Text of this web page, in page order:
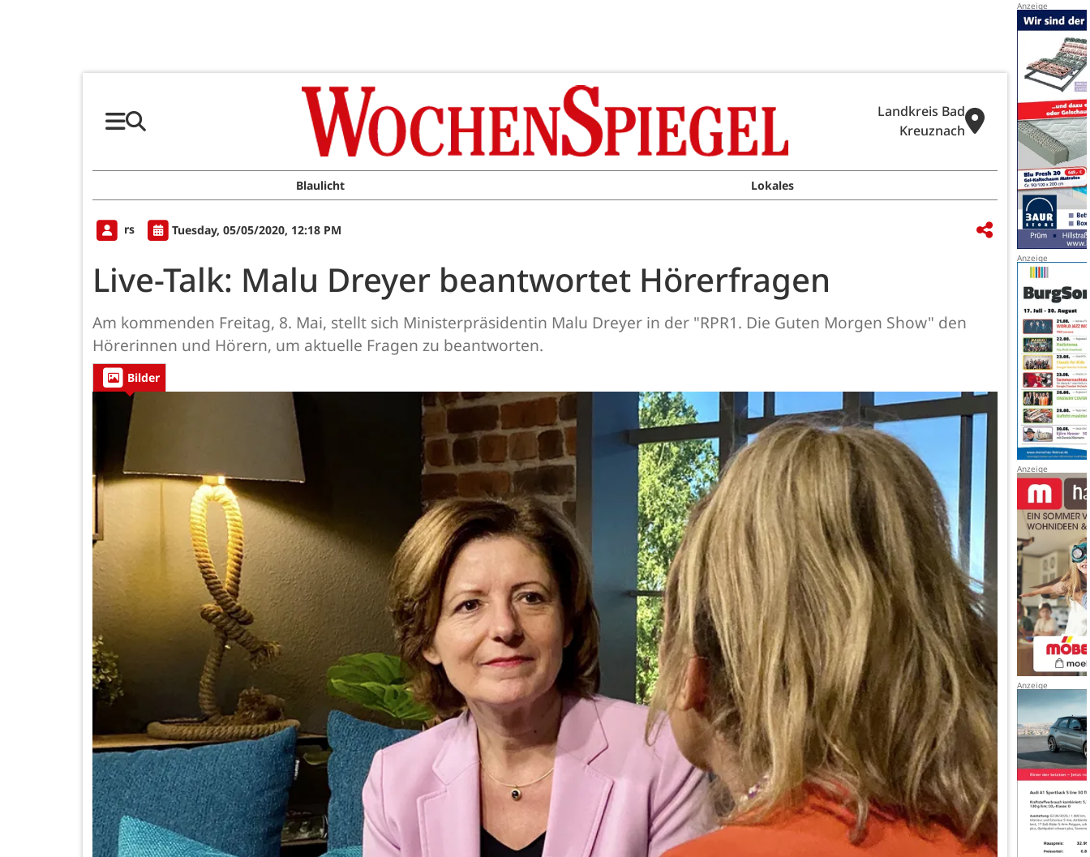
Landkreis Bad
Kreuznach
Blaulicht Lokales
rs Tuesday, 05/05/2020, 12:18 PM
Live-Talk: Malu Dreyer beantwortet Hörerfragen
Am kommenden Freitag, 8. Mai, stellt sich Ministerpräsidentin Malu Dreyer in der "RPR1. Die Guten Morgen Show" den
Hörerinnen und Hörern, um aktuelle Fragen zu beantworten.
Bilder